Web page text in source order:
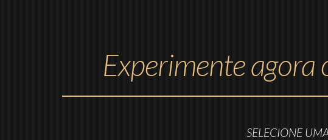
Experimente agora
SELECIONE